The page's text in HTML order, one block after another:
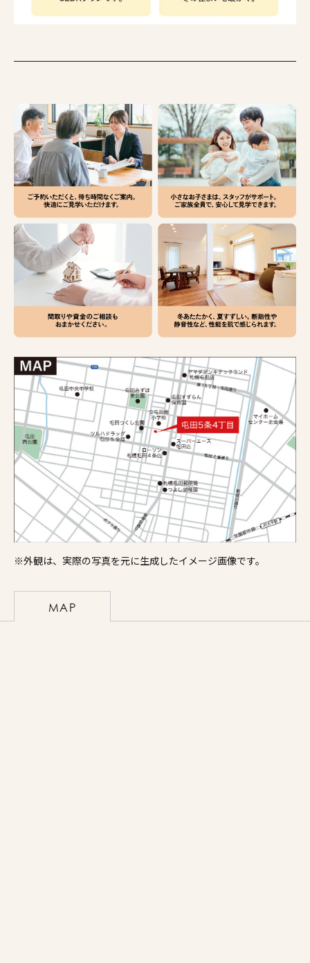
※外観は、実際の写真を元に生成したイメージ画像です。
MAP